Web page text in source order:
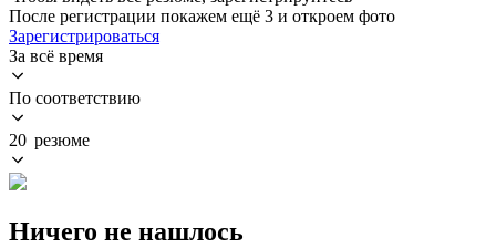
После регистрации покажем ещё 3 и откроем фото
Зарегистрироваться
За всё время
По соответствию
20 резюме
Ничего не нашлось